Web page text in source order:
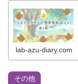
lab-azu-diary.com
その他